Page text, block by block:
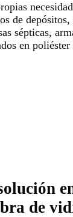
de depósitos,
sépticas,
en
de